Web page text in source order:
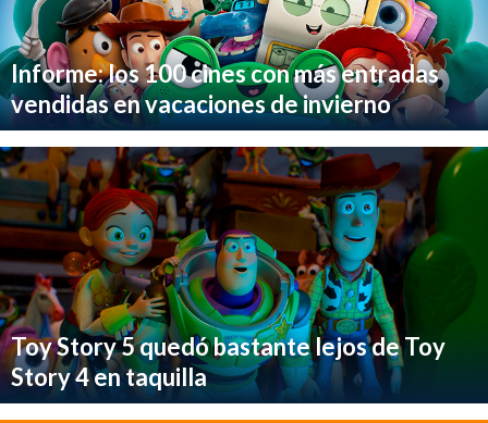
Informe: los 100 cines con más entradas
vendidas en vacaciones de invierno
Toy Story 5 quedó bastante lejos de Toy
Story 4 en taquilla